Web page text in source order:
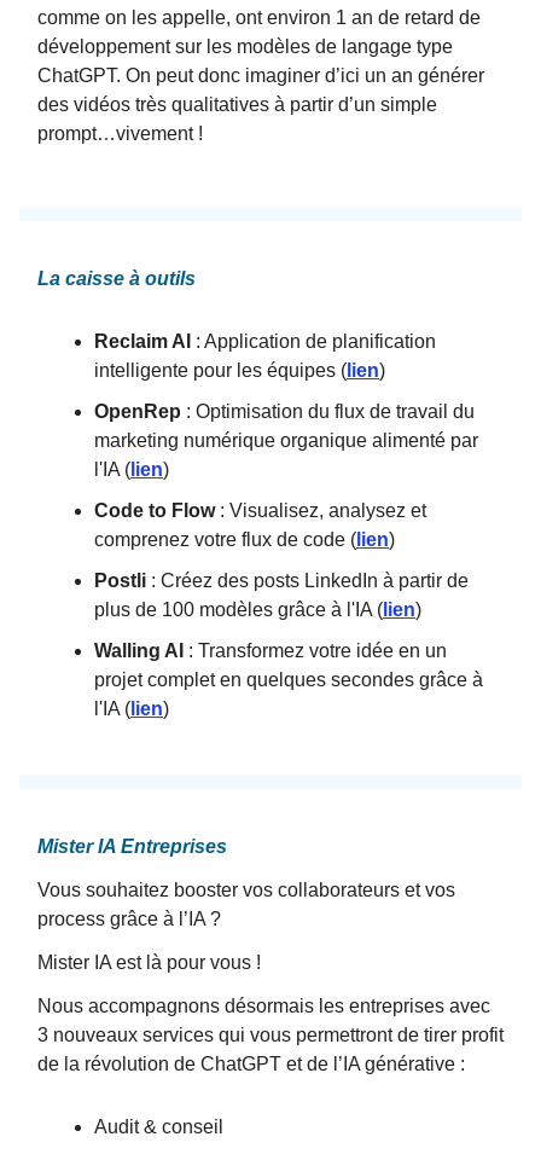
comme on les appelle, ont environ 1 an de retard de
développement sur les modèles de langage type
ChatGPT. On peut donc imaginer d’ici un an générer
des vidéos très qualitatives à partir d’un simple
prompt…vivement !
La caisse à outils
Reclaim AI : Application de planification
intelligente pour les équipes ( lien)
OpenRep : Optimisation du flux de travail du
marketing numérique organique alimenté par
l'IA ( lien)
Code to Flow: Visualisez, analysez et
comprenez votre flux de code ( lien)
Postli : Créez des posts LinkedIn à partir de
plus de 100 modèles grâce à l'IA ( lien)
Walling AI : Transformez votre idée en un
projet complet en quelques secondes grâce à
l'IA ( lien)
Mister IA Entreprises
Vous souhaitez booster vos collaborateurs et vos
process grâce à l’IA ?
Mister IA est là pour vous !
Nous accompagnons désormais les entreprises avec
3 nouveaux services qui vous permettront de tirer profit
de la révolution de ChatGPT et de l’IA générative :
Audit & conseil